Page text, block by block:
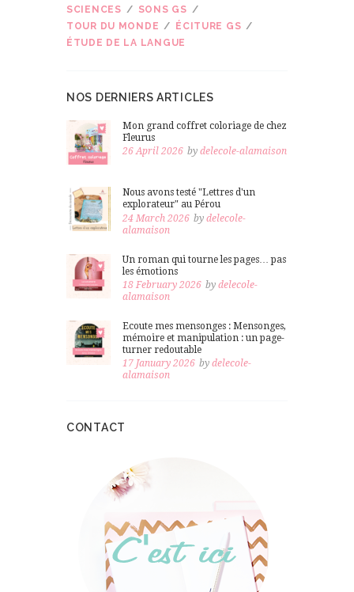
SCIENCES
SONS GS
TOUR DU MONDE
ÉCITURE GS
ÉTUDE DE LA LANGUE
NOS DERNIERS ARTICLES
Mon grand coffret coloriage de chez
Fleurus
26 April 2026 bydelecole-alamaison
Nous avons testé "Lettres d'un
explorateur" au Pérou
24 March 2026 bydelecole-
alamaison
Un roman qui tourne les pages… pas
les émotions
18 February 2026 bydelecole-
alamaison
Ecoute mes mensonges : Mensonges,
mémoire et manipulation : un page-
turner redoutable
17 January 2026 bydelecole-
alamaison
CONTACT